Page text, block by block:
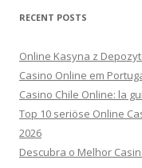
RECENT POSTS
Online Kasyna z
Casino Online em
Casino Chile Online: la
Top 10 seriöse Online
2026
Descubra o Melhor